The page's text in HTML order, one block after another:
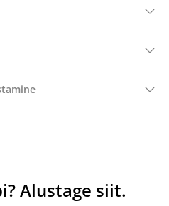
Alustage siit.